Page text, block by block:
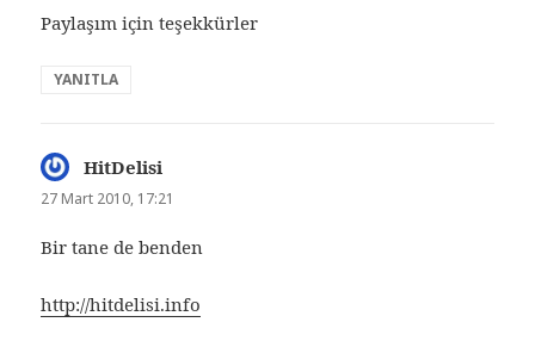
Paylaşım için teşekkürler
YANITLA
HitDelisi
ki:
27 Mart 2010, 17:21
Bir tane de benden
http://hitdelisi.info